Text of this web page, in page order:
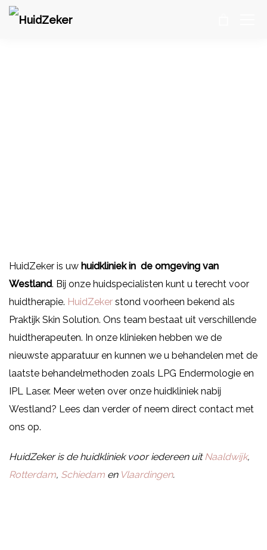
HuidZeker is uw huidkliniek in de omgeving van
Westland. Bij onze huidspecialisten kunt u terecht voor
huidtherapie. HuidZeker stond voorheen bekend als
Praktijk Skin Solution. Ons team bestaat uit verschillende
huidtherapeuten. In onze klinieken hebben we de
nieuwste apparatuur en kunnen we u behandelen met de
laatste behandelmethoden zoals LPG Endermologie en
IPL Laser. Meer weten over onze huidkliniek nabij
Westland? Lees dan verder of neem direct contact met
ons op.
HuidZeker is de huidkliniek voor iedereen uitNaaldwijk,
Rotterdam, Schiedam en Vlaardingen.